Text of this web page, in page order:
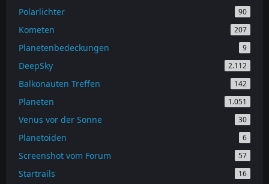
Polarlichter 90
Kometen 207
Planetenbedeckungen 9
DeepSky 2.112
Balkonauten Treffen 142
Planeten 1.051
Venus vor der Sonne 30
Planetoiden 6
Screenshot vom Forum 57
Startrails 16